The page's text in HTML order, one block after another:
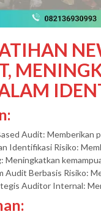
Audit: Memberikan
Identifikasi Risiko:
Meningkatkan
Audit Berbasis Risiko:
Auditor Internal: